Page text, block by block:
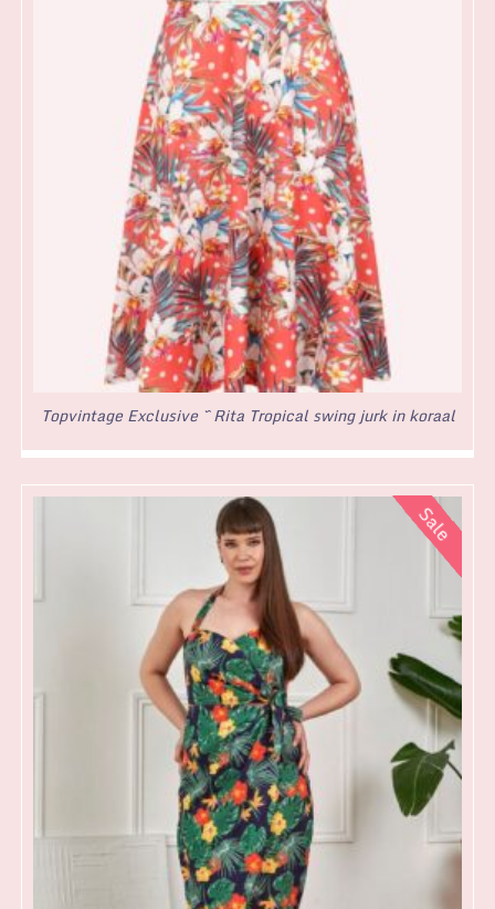
Topvintage Exclusive ~ Rita Tropical swing jurk in koraal